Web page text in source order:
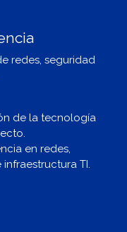
redes, seguridad
de la tecnología
en redes,
TI.